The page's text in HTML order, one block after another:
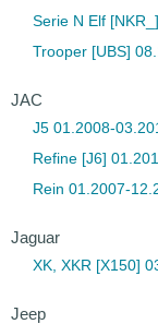
Serie N Elf
Trooper [UBS]
JAC
J5 01.2008-
Refine [J6]
Rein 01.2007-
Jaguar
XK, XKR [X150]
Jeep